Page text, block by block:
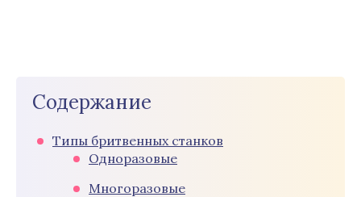
Содержание
Типы бритвенных станков
Одноразовые
Многоразовые